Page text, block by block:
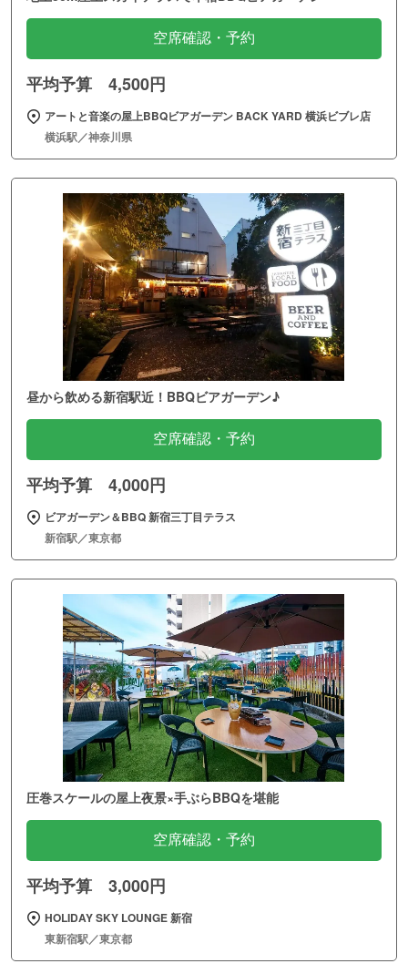
空席確認・予約
平均予算 4,500円
アートと音楽の屋上BBQビアガーデン BACK YARD 横浜ビブレ店
横浜駅／神奈川県
昼から飲める新宿駅近！BBQビアガーデン♪
空席確認・予約
平均予算 4,000円
ビアガーデン＆BBQ 新宿三丁目テラス
新宿駅／東京都
圧巻スケールの屋上夜景×手ぶらBBQを堪能
空席確認・予約
平均予算 3,000円
HOLIDAY SKY LOUNGE 新宿
東新宿駅／東京都